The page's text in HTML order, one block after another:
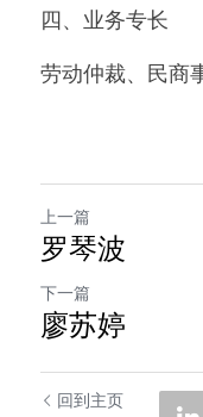
四、业务专长
劳动仲裁、民商
上一篇
罗琴波
下一篇
廖苏婷
回到主页